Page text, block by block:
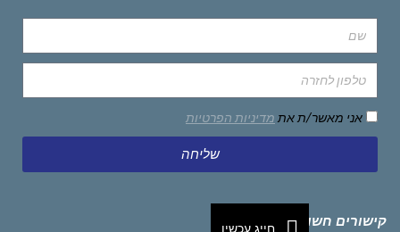
אני מאשר/ת את מדיניות הפרטיות
שליחה
קישורים חשובים חייג עכשיו